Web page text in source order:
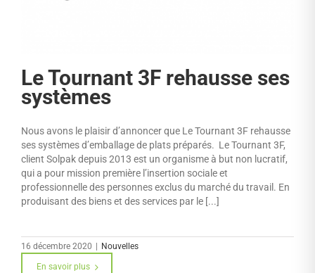
Le Tournant 3F rehausse ses
systèmes
Nous avons le plaisir d’annoncer que Le Tournant 3F rehausse
ses systèmes d’emballage de plats préparés. Le Tournant 3F,
client Solpak depuis 2013 est un organisme à but non lucratif,
qui a pour mission première l’insertion sociale et
professionnelle des personnes exclus du marché du travail. En
produisant des biens et des services par le [...]
16 décembre 2020 Nouvelles
En savoir plus